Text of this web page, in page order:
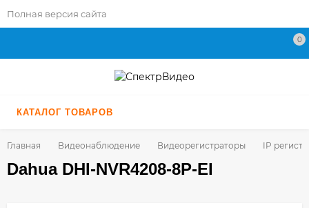
Полная версия сайта
0
КАТАЛОГ ТОВАРОВ
Главная Видеонаблюдение Видеорегистраторы IP
Dahua DHI-NVR4208-8P-EI